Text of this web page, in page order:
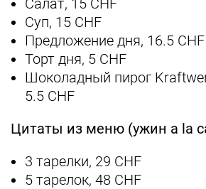
Салат, 15 CHF
Суп, 15 CHF
Предложение дня, 16.5 CHF
Торт дня, 5 CHF
Шоколадный пирог
5.5 CHF
Цитаты из меню (ужин a la
3 тарелки, 29 CHF
5 тарелок, 48 CHF